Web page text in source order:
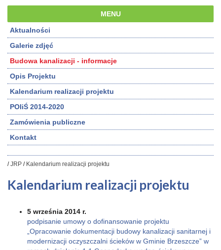
MENU
Aktualności
Galerie zdjęć
Budowa kanalizacji - informacje
Opis Projektu
Kalendarium realizacji projektu
POIiŚ 2014-2020
Zamówienia publiczne
Kontakt
/JRP / Kalendarium realizacji projektu
Kalendarium realizacji projektu
5 września 2014 r.
podpisanie umowy o dofinansowanie projektu
„Opracowanie dokumentacji budowy kanalizacji sanitarnej i
modernizacji oczyszczalni ścieków w Gminie Brzeszcze” w